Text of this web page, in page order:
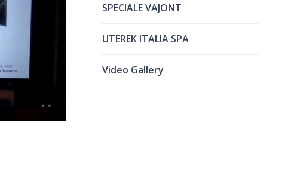
SPECIALE VAJONT
UTEREK ITALIA SPA
Video Gallery